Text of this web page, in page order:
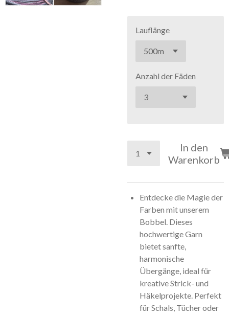
Lauflänge
Anzahl der Fäden
In den
Warenkorb
Entdecke die Magie der
Farben mit unserem
Bobbel. Dieses
hochwertige Garn
bietet sanfte,
harmonische
Übergänge, ideal für
kreative Strick- und
Häkelprojekte. Perfekt
für Schals, Tücher oder